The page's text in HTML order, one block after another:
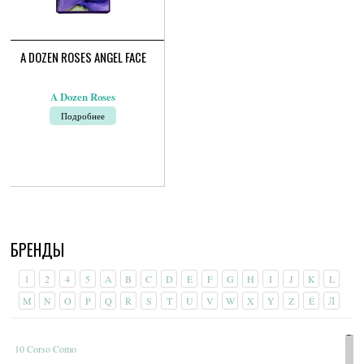
A DOZEN ROSES ANGEL FACE
A Dozen Roses
Подробнее
БРЕНДЫ
1 2 4 5 A B C D E F G H I J K
L
M
N O P Q R S T U V W X Y Z É Л
10 Corso Como